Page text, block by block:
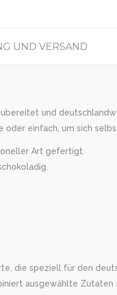
UND VERSAND
und
einfach, um sich
Art gefertigt.
die speziell für den
ausgewählte